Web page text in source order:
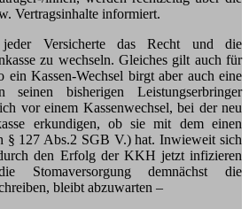
Vertragsinhalte informiert.
Versicherte das Recht und die
zu wechseln. Gleiches gilt auch für
ein Kassen-Wechsel birgt aber auch eine
bisherigen Leistungserbringer
vor einem Kassenwechsel, bei der neu
erkundigen, ob sie mit dem einen
§ 127 Abs.2 SGB V.) hat. Inwieweit sich
den Erfolg der KKH jetzt infizieren
Stomaversorgung demnächst die
bleibt abzuwarten –